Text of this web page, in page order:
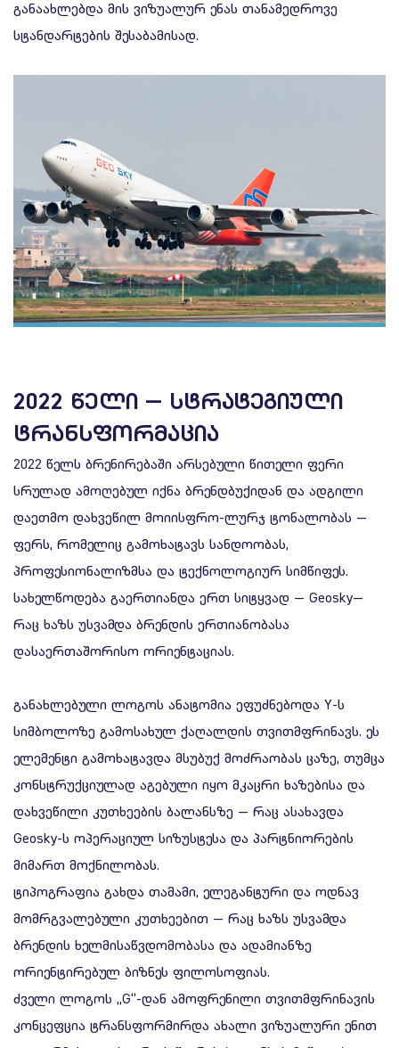
განაახლებდა მის ვიზუალურ ენას თანამედროვე
სტანდარტების შესაბამისად.
2022 ᲬᲔᲚᲘ — ᲡᲢᲠᲐᲢᲔᲒᲘᲣᲚᲘ
ᲢᲠᲐᲜᲡᲤᲝᲠᲛᲐᲪᲘᲐ
2022 წელს ბრენირებაში არსებული წითელი ფერი
სრულად ამოღებულ იქნა ბრენდბუქიდან და ადგილი
დაეთმო დახვეწილ მოიისფრო-ლურჯ ტონალობას —
ფერს, რომელიც გამოხატავს სანდოობას,
პროფესიონალიზმსა და ტექნოლოგიურ სიმწიფეს.
სახელწოდება გაერთიანდა ერთ სიტყვად — Geosky—
რაც ხაზს უსვამდა ბრენდის ერთიანობასა
დასაერთაშორისო ორიენტაციას.
განახლებული ლოგოს ანატომია ეფუძნებოდა Y-ს
სიმბოლოზე გამოსახულ ქაღალდის თვითმფრინავს. ეს
ელემენტი გამოხატავდა მსუბუქ მოძრაობას ცაზე, თუმცა
კონსტრუქციულად აგებული იყო მკაცრი ხაზებისა და
დახვეწილი კუთხეების ბალანსზე — რაც ასახავდა
Geosky-ს ოპერაციულ სიზუსტესა და პარტნიორების
მიმართ მოქნილობას.
ტიპოგრაფია გახდა თამამი, ელეგანტური და ოდნავ
მომრგვალებული კუთხეებით — რაც ხაზს უსვამდა
ბრენდის ხელმისაწვდომობასა და ადამიანზე
ორიენტირებულ ბიზნეს ფილოსოფიას.
ძველი ლოგოს „G“-დან ამოფრენილი თვითმფრინავის
კონცეფცია ტრანსფორმირდა ახალი ვიზუალური ენით